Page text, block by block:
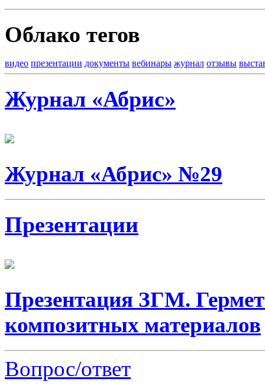
Облако тегов
видео презентации документы вебинары журнал отзывы
Журнал «Абрис»
Журнал «Абрис» №29
Презентации
Презентация ЗГМ.
композитных материалов
Вопрос/ответ